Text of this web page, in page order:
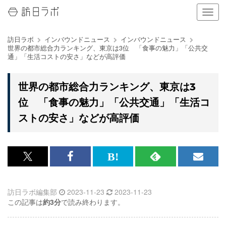
ナ
ビ
示
替
る
訪日ラボ インバウンドニュース
インバウンドニュース
世界の都市総合力ランキング、東京は3位 「食事の魅力」「公共交
通」「生活コストの安さ」などが高評価
世界の都市総合力ランキング、東京は3
位 「食事の魅力」「公共交通」「生活コ
ストの安さ」などが高評価
x<br>
記
事
Facebook<br>
記
事
は
な
ブ
RSS
メ
訪日ラボ編集部 2023-11-23
2023-11-23
この記事は約3分で読み終わります。